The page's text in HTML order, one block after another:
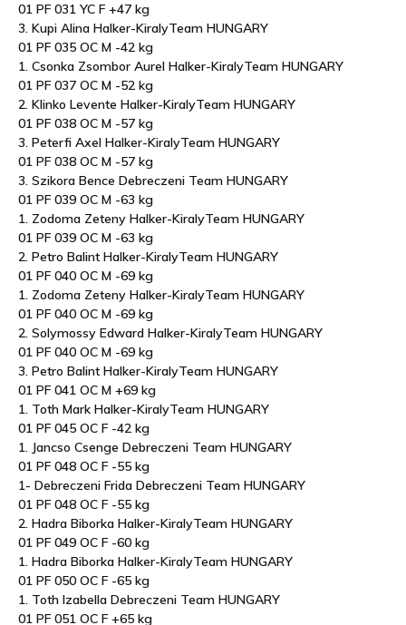
01 PF 031 YC F +47 kg
3. Kupi Alina Halker-KiralyTeam HUNGARY
01 PF 035 OC M -42 kg
1. Csonka Zsombor Aurel Halker-KiralyTeam HUNGARY
01 PF 037 OC M -52 kg
2. Klinko Levente Halker-KiralyTeam HUNGARY
01 PF 038 OC M -57 kg
3. Peterfi Axel Halker-KiralyTeam HUNGARY
01 PF 038 OC M -57 kg
3. Szikora Bence Debreczeni Team HUNGARY
01 PF 039 OC M -63 kg
1. Zodoma Zeteny Halker-KiralyTeam HUNGARY
01 PF 039 OC M -63 kg
2. Petro Balint Halker-KiralyTeam HUNGARY
01 PF 040 OC M -69 kg
1. Zodoma Zeteny Halker-KiralyTeam HUNGARY
01 PF 040 OC M -69 kg
2. Solymossy Edward Halker-KiralyTeam HUNGARY
01 PF 040 OC M -69 kg
3. Petro Balint Halker-KiralyTeam HUNGARY
01 PF 041 OC M +69 kg
1. Toth Mark Halker-KiralyTeam HUNGARY
01 PF 045 OC F -42 kg
1. Jancso Csenge Debreczeni Team HUNGARY
01 PF 048 OC F -55 kg
1- Debreczeni Frida Debreczeni Team HUNGARY
01 PF 048 OC F -55 kg
2. Hadra Biborka Halker-KiralyTeam HUNGARY
01 PF 049 OC F -60 kg
1. Hadra Biborka Halker-KiralyTeam HUNGARY
01 PF 050 OC F -65 kg
1. Toth Izabella Debreczeni Team HUNGARY
01 PF 051 OC F +65 kg